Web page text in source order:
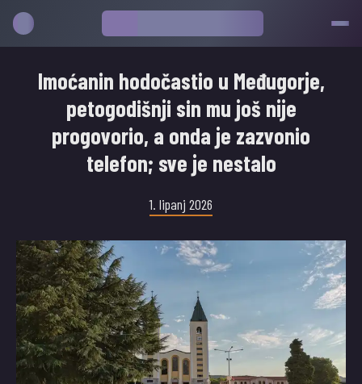
Imoćanin hodočastio u Međugorje,
petogodišnji sin mu još nije
progovorio, a onda je zazvonio
telefon; sve je nestalo
1. lipanj 2026